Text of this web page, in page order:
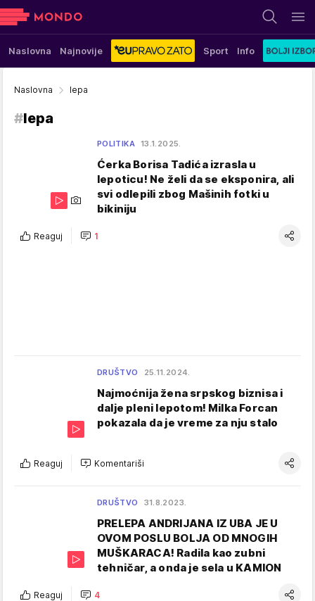
Naslovna Najnovije Sport Info
Naslovna lepa
#lepa
POLITIKA 13.1.2025.
Ćerka Borisa Tadića izrasla u
lepoticu! Ne želi da se eksponira, ali
svi odlepili zbog Mašinih fotki u
bikiniju
Reaguj 1
DRUŠTVO 25.11.2024.
Najmoćnija žena srpskog biznisa i
dalje pleni lepotom! Milka Forcan
pokazala da je vreme za nju stalo
Reaguj Komentariši
DRUŠTVO 31.8.2023.
PRELEPA ANDRIJANA IZ UBA JE U
OVOM POSLU BOLJA OD MNOGIH
MUŠKARACA! Radila kao zubni
tehničar, a onda je sela u KAMION
Reaguj 4